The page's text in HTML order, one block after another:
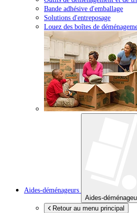
Bande adhésive d'emballage
Solutions d'entreposage
Louez des boîtes de
Aides-déménageurs
Aides-
Retour au menu principal